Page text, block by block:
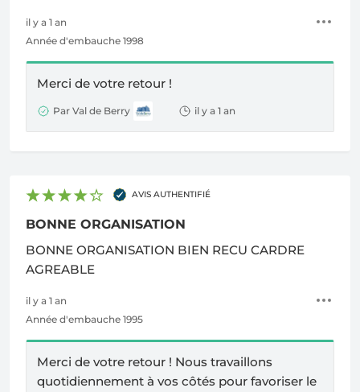
il y a 1 an
Année d'embauche 1998
Merci de votre retour !
Par Val de Berry il y a 1 an
AVIS AUTHENTIFIÉ
BONNE ORGANISATION
BONNE ORGANISATION BIEN RECU CARDRE
AGREABLE
il y a 1 an
Année d'embauche 1995
Merci de votre retour ! Nous travaillons
quotidiennement à vos côtés pour favoriser le